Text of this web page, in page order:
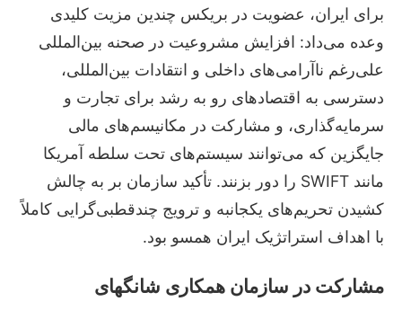
برای ایران، عضویت در بریکس چندین مزیت کلیدی
وعده می‌داد: افزایش مشروعیت در صحنه بین‌المللی
علی‌رغم ناآرامی‌های داخلی و انتقادات بین‌المللی،
دسترسی به اقتصادهای رو به رشد برای تجارت و
سرمایه‌گذاری، و مشارکت در مکانیسم‌های مالی
جایگزین که می‌توانند سیستم‌های تحت سلطه آمریکا
مانند SWIFT را دور بزنند. تأکید سازمان بر به چالش
کشیدن تحریم‌های یکجانبه و ترویج چندقطبی‌گرایی کاملاً
با اهداف استراتژیک ایران همسو بود.
مشارکت در سازمان همکاری شانگهای